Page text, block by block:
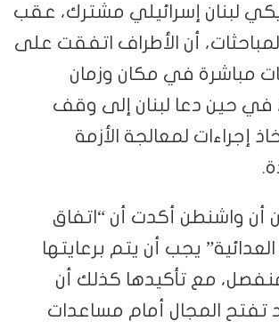
لبنان إسرائيلي مشترك، عقب
أن الأطراف اتفقت على
مباشرة في مكان وزمان
في حين دعا لبنان إلى وقف
إجراءات لمعالجة الأزمة
أن واشنطن أكدت أن “اتفاق
يجب أن يتم برعايتها
مع تأكيدها كذلك أن
تفتح المجال أمام مساعدات